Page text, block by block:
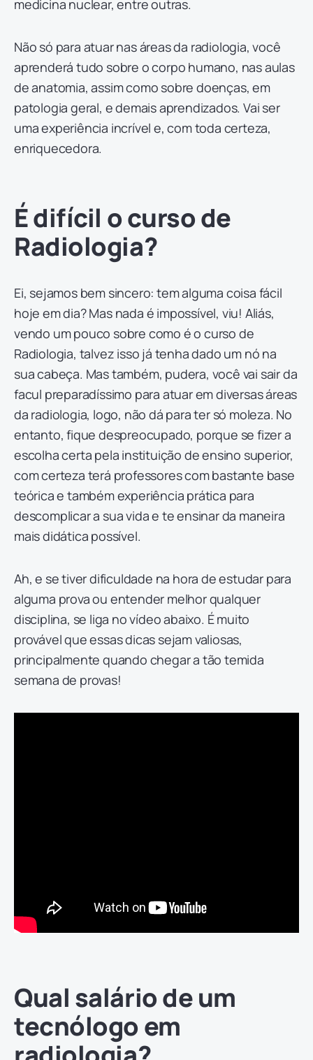
medicina nuclear, entre outras.
Não só para atuar nas áreas da radiologia, você
aprenderá tudo sobre o corpo humano, nas aulas
de anatomia, assim como sobre doenças, em
patologia geral, e demais aprendizados. Vai ser
uma experiência incrível e, com toda certeza,
enriquecedora.
É difícil o curso de
Radiologia?
Ei, sejamos bem sincero: tem alguma coisa fácil
hoje em dia? Mas nada é impossível, viu! Aliás,
vendo um pouco sobre como é o curso de
Radiologia, talvez isso já tenha dado um nó na
sua cabeça. Mas também, pudera, você vai sair da
facul preparadíssimo para atuar em diversas áreas
da radiologia, logo, não dá para ter só moleza. No
entanto, fique despreocupado, porque se fizer a
escolha certa pela instituição de ensino superior,
com certeza terá professores com bastante base
teórica e também experiência prática para
descomplicar a sua vida e te ensinar da maneira
mais didática possível.
Ah, e se tiver dificuldade na hora de estudar para
alguma prova ou entender melhor qualquer
disciplina, se liga no vídeo abaixo. É muito
provável que essas dicas sejam valiosas,
principalmente quando chegar a tão temida
semana de provas!
Qual salário de um
tecnólogo em